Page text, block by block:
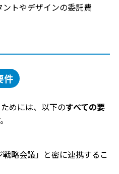
トやデザインの委託費
件
めには、以下のすべての要
戦略会議」と密に連携するこ